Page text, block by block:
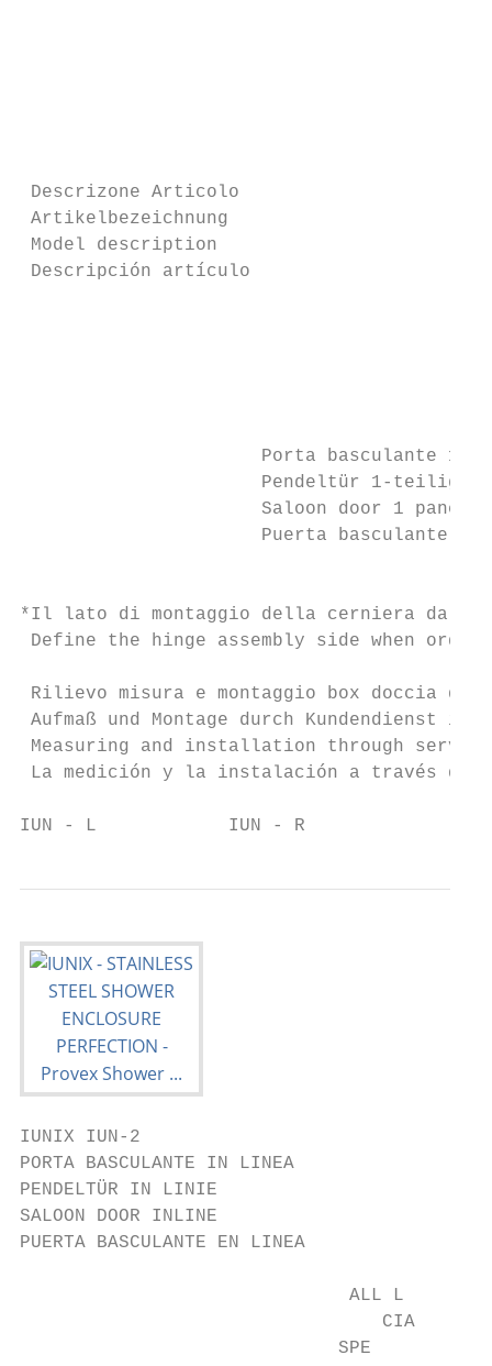
Descrizone Articolo
Artikelbezeichnung
Model description
Descripción artículo
Porta basculante 1
                      Pendeltür 1-teilig*
                      Saloon door 1 panel*
Puerta basculante 1
*Il lato di montaggio della cerniera da
Define the hinge assembly side when
Rilievo misura e montaggio box doccia
Aufmaß und Montage durch Kundendienst
Measuring and installation through
La medición y la instalación a través del
IUN - L            IUN - R
IUNIX IUN-2
PORTA BASCULANTE IN LINEA
PENDELTÜR IN LINIE
SALOON DOOR INLINE
PUERTA BASCULANTE EN LINEA
                              ALL L
                                 CIA
                             SPE